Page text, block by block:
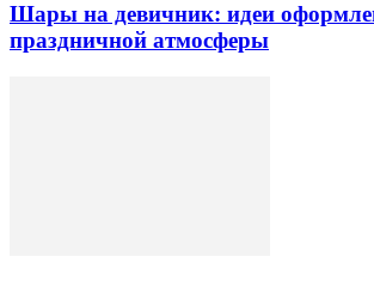
Шары на девичник: идеи
праздничной атмосферы